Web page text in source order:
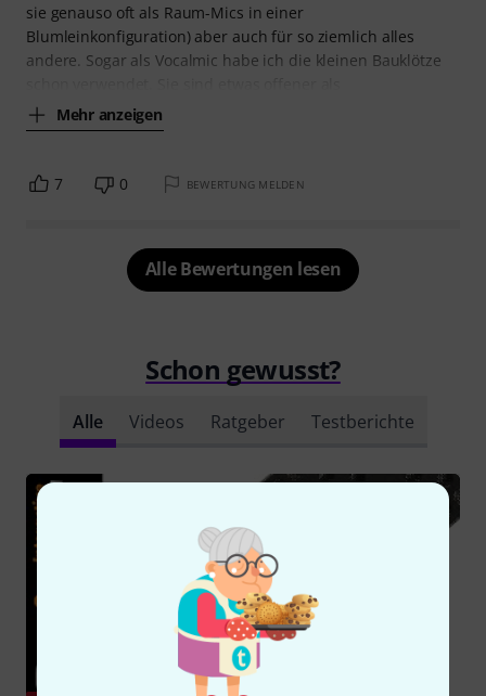
sie genauso oft als Raum-Mics in einer
Blumleinkonfiguration) aber auch für so ziemlich alles
andere. Sogar als Vocalmic habe ich die kleinen Bauklötze
Mehr anzeigen
7 0 BEWERTUNG MELDEN
Alle Bewertungen lesen
Schon gewusst?
Alle Videos Ratgeber Testberichte